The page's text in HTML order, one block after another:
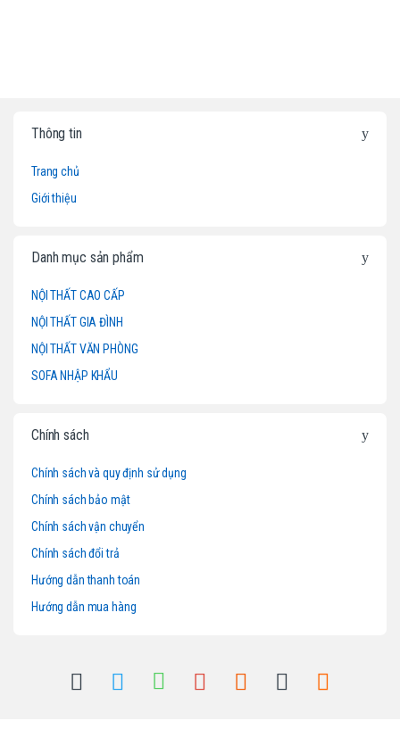
Thông tin
Trang chủ
Giới thiệu
Danh mục sản phẩm
NỘI THẤT CAO CẤP
NỘI THẤT GIA ĐÌNH
NỘI THẤT VĂN PHÒNG
SOFA NHẬP KHẨU
Chính sách
Chính sách và quy định sử dụng
Chính sách bảo mật
Chính sách vận chuyển
Chính sách đổi trả
Hướng dẫn thanh toán
Hướng dẫn mua hàng